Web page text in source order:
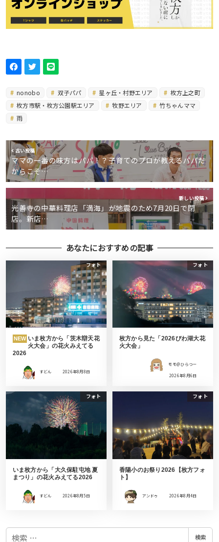
nonobo 双子パパ 星ヶ丘・村野エリア
枚方上之町
枚方市駅・枚方公園駅エリア
牧野エリア
竹ちゃんママ
雨
古い投稿
ママの一番の味方はパパ！？子育てのプロが教えるパパだ
からこそ…
新しい投稿
光善寺の中華料理店「満海」が地震のため7月20日で閉
店。新店…
あなたにおすすめの記事
フォト
NEW いま枚方から「茨木辯天花
火大会」の花火みえてる
2026
すどん 2026年8月8日
フォト
枚方から見た「2026びわ湖大花
火大会」
モモ＠ひらつー
2026年8月6日
フォト
いま枚方から「大久保駐屯地 夏
まつり」の花火みえてる2026
すどん 2026年8月5日
フォト
香陽小のお祭り2026【枚方フォ
ト】
アンドゥ 2026年8月4日
検
検索